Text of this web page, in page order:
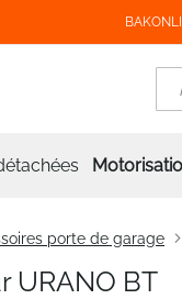
porte de garage
URANO BT